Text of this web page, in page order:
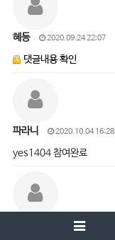
혜동 2020.09.24 22:07
댓글내용 확인
파라니 2020.10.04 16:28
yes1404 참여완료
2020.10.05 15:01